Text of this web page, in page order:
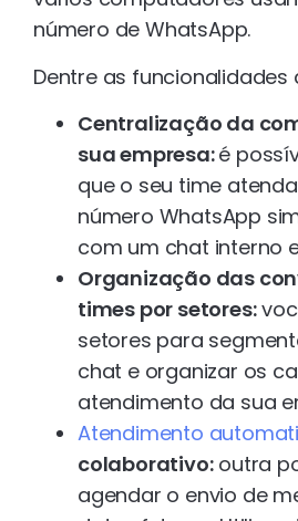
número de WhatsApp.
Dentre as funcionalidades
Centralização da
sua empresa:é
que o seu time
número WhatsApp
com um chat interno
Organização das
times por setores:
setores para
chat e organizar os
atendimento da sua
Atendimento
colaborativo:outra
agendar o envio de